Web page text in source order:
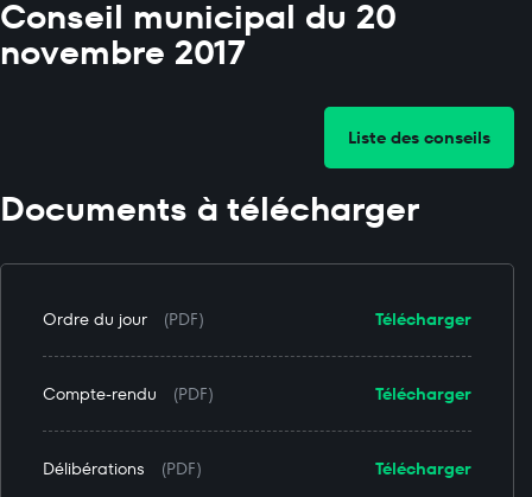
Conseil municipal du 20
novembre 2017
Liste des conseils
Documents à télécharger
Télécharger
Ordre du jour (PDF)
Télécharger
Compte-rendu (PDF)
Télécharger
Délibérations (PDF)